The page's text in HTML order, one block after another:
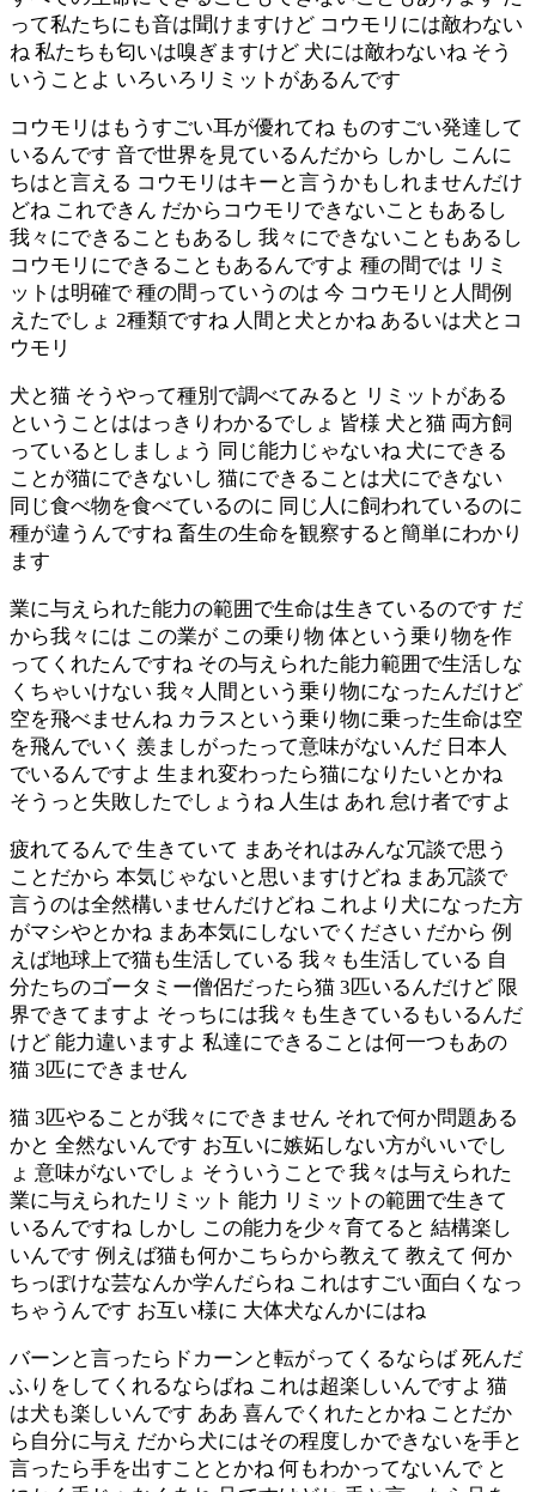
って私たちにも音は聞けますけど コウモリには敵わない
ね 私たちも匂いは嗅ぎますけど 犬には敵わないね そう
いうことよ いろいろリミットがあるんです
コウモリはもうすごい耳が優れてね ものすごい発達して
いるんです 音で世界を見ているんだから しかし こんに
ちはと言える コウモリはキーと言うかもしれませんだけ
どね これできん だからコウモリできないこともあるし
我々にできることもあるし 我々にできないこともあるし
コウモリにできることもあるんですよ 種の間では リミ
ットは明確で 種の間っていうのは 今 コウモリと人間例
えたでしょ 2種類ですね 人間と犬とかね あるいは犬とコ
ウモリ
犬と猫 そうやって種別で調べてみると リミットがある
ということははっきりわかるでしょ 皆様 犬と猫 両方飼
っているとしましょう 同じ能力じゃないね 犬にできる
ことが猫にできないし 猫にできることは犬にできない
同じ食べ物を食べているのに 同じ人に飼われているのに
種が違うんですね 畜生の生命を観察すると簡単にわかり
ます
業に与えられた能力の範囲で生命は生きているのです だ
から我々には この業が この乗り物 体という乗り物を作
ってくれたんですね その与えられた能力範囲で生活しな
くちゃいけない 我々人間という乗り物になったんだけど
空を飛べませんね カラスという乗り物に乗った生命は空
を飛んでいく 羨ましがったって意味がないんだ 日本人
でいるんですよ 生まれ変わったら猫になりたいとかね
そうっと失敗したでしょうね 人生は あれ 怠け者ですよ
疲れてるんで 生きていて まあそれはみんな冗談で思う
ことだから 本気じゃないと思いますけどね まあ冗談で
言うのは全然構いませんだけどね これより犬になった方
がマシやとかね まあ本気にしないでください だから 例
えば地球上で猫も生活している 我々も生活している 自
分たちのゴータミー僧侶だったら猫 3匹いるんだけど 限
界できてますよ そっちには我々も生きているもいるんだ
けど 能力違いますよ 私達にできることは何一つもあの
猫 3匹にできません
猫 3匹やることが我々にできません それで何か問題ある
かと 全然ないんです お互いに嫉妬しない方がいいでし
ょ 意味がないでしょ そういうことで 我々は与えられた
業に与えられたリミット 能力 リミットの範囲で生きて
いるんですね しかし この能力を少々育てると 結構楽し
いんです 例えば猫も何かこちらから教えて 教えて 何か
ちっぽけな芸なんか学んだらね これはすごい面白くなっ
ちゃうんです お互い様に 大体犬なんかにはね
バーンと言ったらドカーンと転がってくるならば 死んだ
ふりをしてくれるならばね これは超楽しいんですよ 猫
は犬も楽しいんです ああ 喜んでくれたとかね ことだか
ら自分に与え だから犬にはその程度しかできないを手と
言ったら手を出すこととかね 何もわかってないんで と